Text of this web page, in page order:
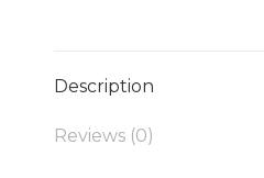
Description
Reviews (0)